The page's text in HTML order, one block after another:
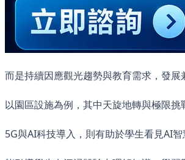
而是持續因應觀光趨勢與教育需求，發展
以園區設施為例，其中天旋地轉與極限
5G與AI科技導入，則有助於學生看見AI